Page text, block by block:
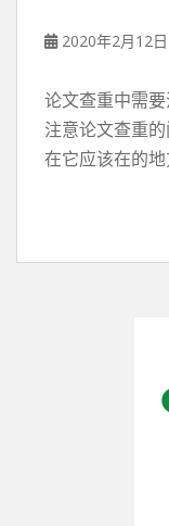
2020年2月12日
论文查重中需
注意论文查重
在它应该在的